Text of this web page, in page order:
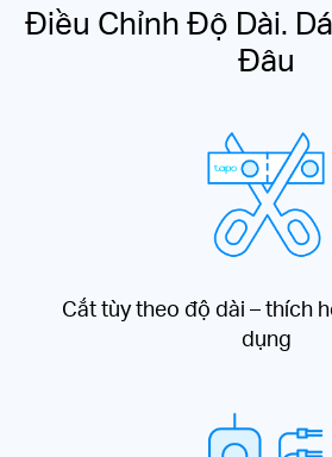
Điều Chỉnh Độ Dài.
Đâu
Cắt tùy theo độ dài – thích
dụng